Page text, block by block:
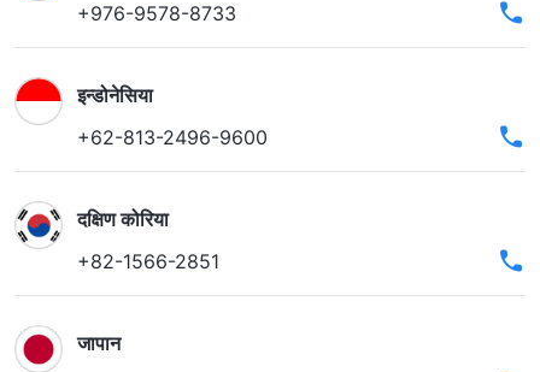
+976-9578-8733
इन्डोनेसिया
+62-813-2496-9600
दक्षिण कोरिया
+82-1566-2851
जापान